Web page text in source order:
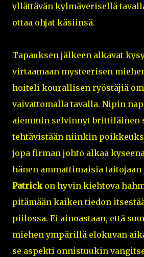
yllättävän kylmäverisellä
ottaa ohjat käsiinsä.
Tapauksen jälkeen alkavat
virtaamaan mysteerisen
hoiteli kourallisen ryöstäjiä
vaivattomalla tavalla. Nipin
aiemmin selvinnyt brittiläinen
tehtävistään niinkin
jopa firman johto alkaa
hänen ammattimaisia taitojaan
Patrickon hyvin kiehtova
pitämään kaiken tiedon
piilossa. Ei ainoastaan, että
miehen ympärillä elokuvan
se aspekti onnistuukin